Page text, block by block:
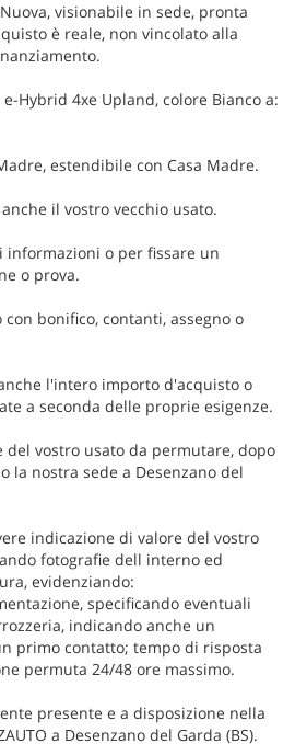
visionabile in sede, pronta
è reale, non vincolato alla
e-Hybrid 4xe Upland, colore Bianco a:
estendibile con Casa Madre.
il vostro vecchio usato.
o per fissare un
o prova.
bonifico, contanti, assegno o
l'intero importo d'acquisto o
a seconda delle proprie esigenze.
del vostro usato da permutare, dopo
la nostra sede a Desenzano del
indicazione di valore del vostro
fotografie dell interno ed
evidenziando:
specificando eventuali
indicando anche un
primo contatto; tempo di risposta
permuta 24/48 ore massimo.
presente e a disposizione nella
a Desenzano del Garda (BS).